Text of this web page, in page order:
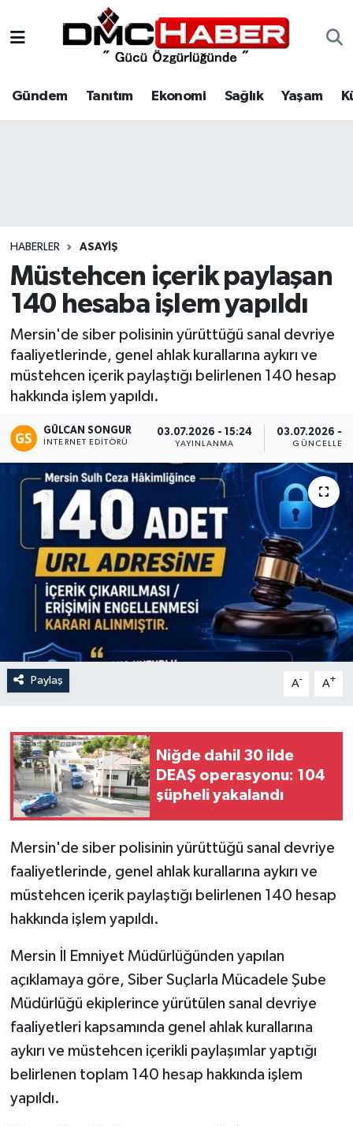
Gündem Tanıtım Ekonomi Sağlık Yaşam
HABERLER ASAYIŞ
Müstehcen içerik paylaşan
140 hesaba işlem yapıldı
Mersin'de siber polisinin yürüttüğü sanal devriye
faaliyetlerinde, genel ahlak kurallarına aykırı ve
müstehcen içerik paylaştığı belirlenen 140 hesap
hakkında işlem yapıldı.
GÜLCAN SONGUR
İNTERNET EDITÖRÜ
03.07.2026 - 15:24
YAYINLANMA
03.07.2026 -
Paylaş A- A+
Niğde dahil 30 ilde
DEAŞ operasyonu: 104
şüpheli yakalandı
Mersin'de siber polisinin yürüttüğü sanal devriye
faaliyetlerinde, genel ahlak kurallarına aykırı ve
müstehcen içerik paylaştığı belirlenen 140 hesap
hakkında işlem yapıldı.
Mersin İl Emniyet Müdürlüğünden yapılan
açıklamaya göre, Siber Suçlarla Mücadele Şube
Müdürlüğü ekiplerince yürütülen sanal devriye
faaliyetleri kapsamında genel ahlak kurallarına
aykırı ve müstehcen içerikli paylaşımlar yaptığı
belirlenen toplam 140 hesap hakkında işlem
yapıldı.
Tanıtım
Spor
Siyaset
Eğitim
Teknoloji
Asayiş
Resmi İlan
Nöbetçi Eczaneler
Hava Durumu
Haber Arşivi